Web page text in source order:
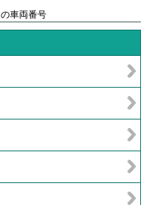
の車両番号